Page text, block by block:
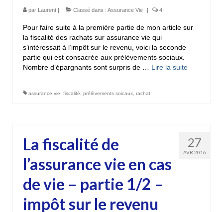
par Laurent | Classé dans : Assurance Vie | 4
Pour faire suite à la première partie de mon article sur
la fiscalité des rachats sur assurance vie qui
s’intéressait à l’impôt sur le revenu, voici la seconde
partie qui est consacrée aux prélèvements sociaux.
Nombre d’épargnants sont surpris de … Lire la suite­­
assurance vie fiscalité prélèvements soicaux rachat
27
AVR 2016
La fiscalité de
l’assurance vie en cas
de vie – partie 1/2 –
impôt sur le revenu